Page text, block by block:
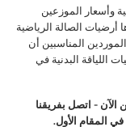
وأسعار الموزعين
الصالة الرياضية
المناسبين أن
البدنية في
- اتصل بفريقنا
المقام الأول.